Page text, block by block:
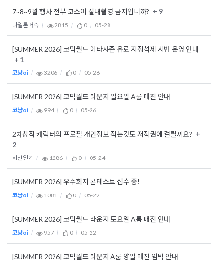
7~8~9월 행사 전부 코스어 실내촬영 금지입니까? + 9
나일론머슥 2815 0 05-28
[SUMMER 2026] 코믹월드 이타샤존 유료 지정석제 시범 운영 안내
+ 1
코냥oi 3206 0 05-26
[SUMMER 2026] 코믹월드 라운지 일요일 A룸 매진 안내
코냥oi 994 0 05-26
2차창작 캐릭터의 프로필 개인정보 적는것도 저작권에 걸릴까요? +
2
비밀일기 1286 0 05-24
[SUMMER 2026] 우수회지 콘테스트 접수 중!
코냥oi 1081 0 05-22
[SUMMER 2026] 코믹월드 라운지 토요일 A룸 매진 안내
코냥oi 957 0 05-22
[SUMMER 2026] 코믹월드 라운지 A룸 양일 매진 임박 안내